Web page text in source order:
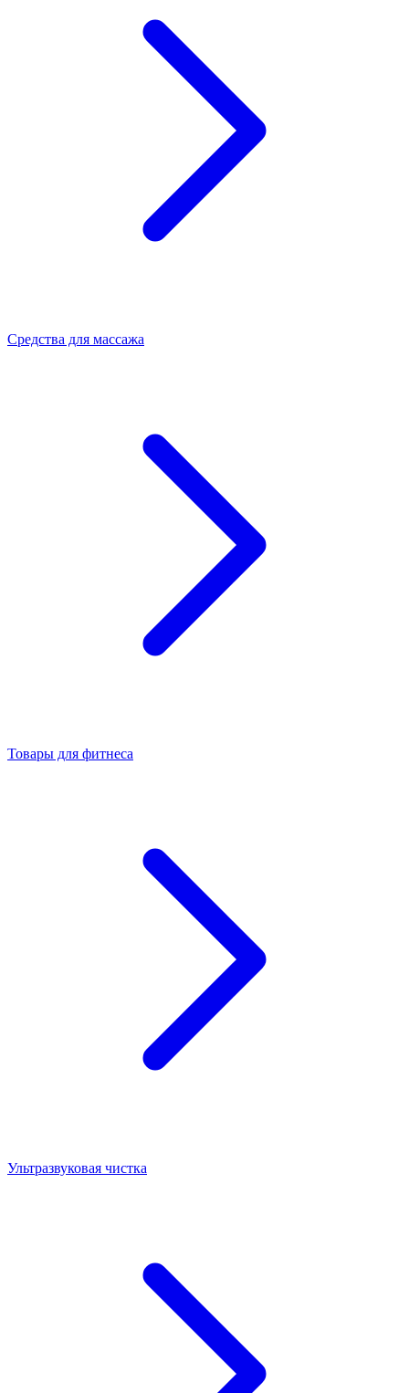
Средства для массажа
Товары для фитнеса
Ультразвуковая чистка